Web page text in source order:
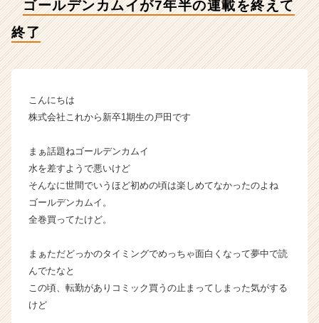
ン】
|
長
業
か
ら
が
く
ゴールデンカムイが7年半の連載を終えて
終了
こんにちは
株式会社これから新卒1期生の戸田です
まぁ話題ねゴールデンカムイ
水を差すようで悪いけど
そんなに世間でいうほど初めの頃は楽しめてなかったのよね
ゴールデンカムイ。
全巻買ってたけど。
まぁただどっかのタイミングでめっちゃ面白くなって夢中で読
んでたなと
この頃、転勤がありコミック買うの止まってしまった気がする
けど